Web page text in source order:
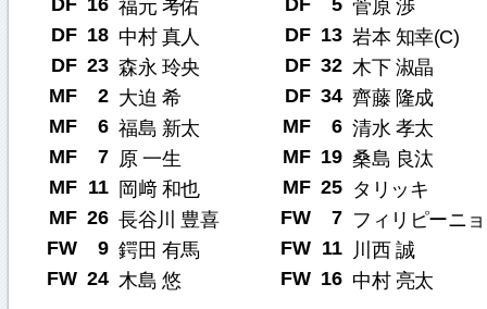
DF 16 福元 考佑
DF 18 中村 真人
DF 23 森永 玲央
MF
2 大迫 希
MF
6 福島 新太
MF
7 原 一生
MF 11
岡﨑 和也
MF 26 長谷川 豊喜
FW
9 鍔田 有馬
FW 24 木島 悠
DF
5 菅原 渉
DF 13 岩本 知幸(C)
DF 32 木下 淑晶
DF 34 齊藤 隆成
MF
6 清水 孝太
MF 19 桑島 良汰
MF 25 タリッキ
FW
7 フィリピーニョ
FW 11
川西 誠
FW 16 中村 亮太